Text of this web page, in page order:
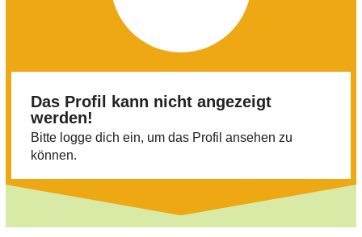
Das Profil kann nicht angezeigt
werden!
Bitte logge dich ein, um das Profil ansehen zu
können.